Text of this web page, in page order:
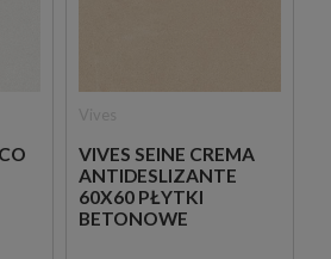
VIVES SEINE CREMA
ANTIDESLIZANTE
60X60 PŁYTKI
BETONOWE